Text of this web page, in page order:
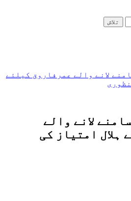
لانے والے عمرفاروق کیلئے
لانے والے
ہلال امتیاز کی